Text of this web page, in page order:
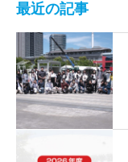
最近の記事